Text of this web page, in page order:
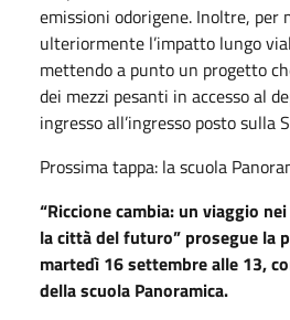
emissioni odorigene. Inoltre, per
ulteriormente l’impatto lungo
mettendo a punto un progetto
dei mezzi pesanti in accesso al
ingresso all’ingresso posto sulla
Prossima tappa: la scuola
“Riccione cambia: un viaggio
la città del futuro” prosegue la
martedì 16 settembre alle 13,
della scuola Panoramica.